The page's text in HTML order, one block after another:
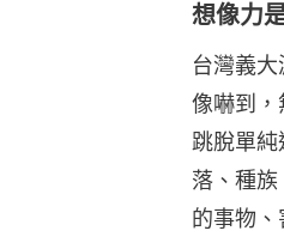
想像力
台灣義
像嚇到，
跳脫單
落、種
的事物、